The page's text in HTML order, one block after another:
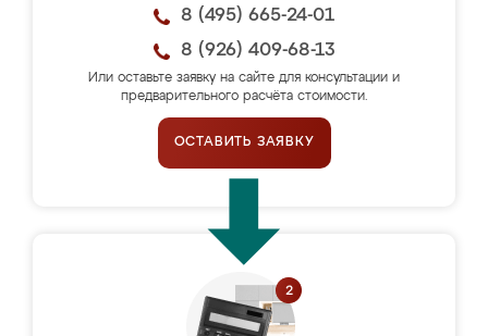
8 (495) 665-24-01
8 (926) 409-68-13
Или оставьте заявку на сайте для консультации и
предварительного расчёта стоимости.
ОСТАВИТЬ ЗАЯВКУ